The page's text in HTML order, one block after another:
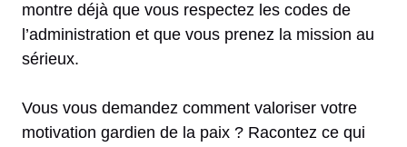
montre déjà que vous respectez les codes de
l’administration et que vous prenez la mission au
sérieux.
Vous vous demandez comment valoriser votre
motivation gardien de la paix ? Racontez ce qui